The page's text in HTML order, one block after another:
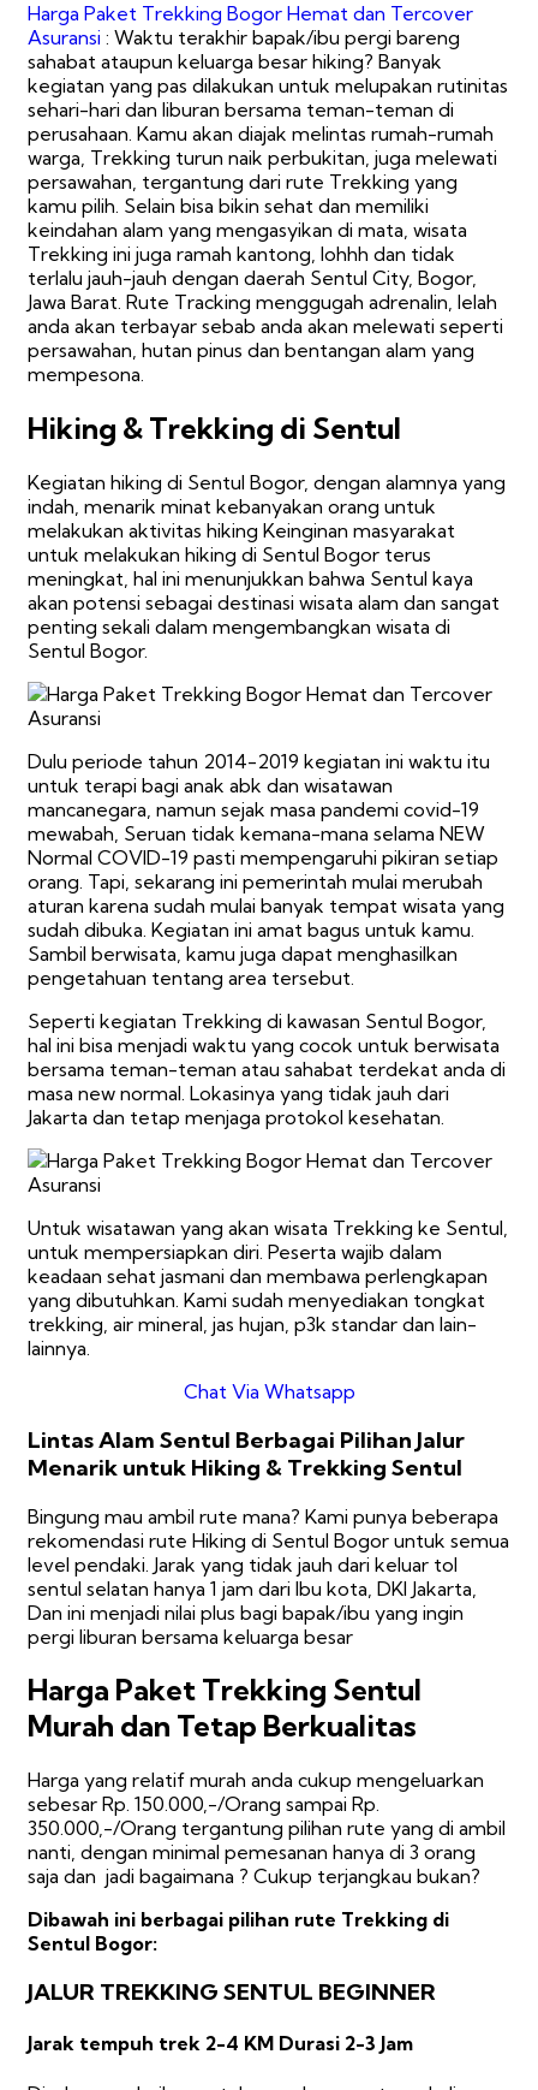
Harga Paket Trekking Bogor Hemat dan Tercover
Asuransi : Waktu terakhir bapak/ibu pergi bareng
sahabat ataupun keluarga besar hiking? Banyak
kegiatan yang pas dilakukan untuk melupakan rutinitas
sehari-hari dan liburan bersama teman-teman di
perusahaan. Kamu akan diajak melintas rumah-rumah
warga, Trekking turun naik perbukitan, juga melewati
persawahan, tergantung dari rute Trekking yang
kamu pilih. Selain bisa bikin sehat dan memiliki
keindahan alam yang mengasyikan di mata, wisata
Trekking ini juga ramah kantong, lohhh dan tidak
terlalu jauh-jauh dengan daerah Sentul City, Bogor,
Jawa Barat. Rute Tracking menggugah adrenalin, lelah
anda akan terbayar sebab anda akan melewati seperti
persawahan, hutan pinus dan bentangan alam yang
mempesona.
Hiking & Trekking di Sentul
Kegiatan hiking di Sentul Bogor, dengan alamnya yang
indah, menarik minat kebanyakan orang untuk
melakukan aktivitas hiking Keinginan masyarakat
untuk melakukan hiking di Sentul Bogor terus
meningkat, hal ini menunjukkan bahwa Sentul kaya
akan potensi sebagai destinasi wisata alam dan sangat
penting sekali dalam mengembangkan wisata di
Sentul Bogor.
Dulu periode tahun 2014-2019 kegiatan ini waktu itu
untuk terapi bagi anak abk dan wisatawan
mancanegara, namun sejak masa pandemi covid-19
mewabah, Seruan tidak kemana-mana selama NEW
Normal COVID-19 pasti mempengaruhi pikiran setiap
orang. Tapi, sekarang ini pemerintah mulai merubah
aturan karena sudah mulai banyak tempat wisata yang
sudah dibuka. Kegiatan ini amat bagus untuk kamu.
Sambil berwisata, kamu juga dapat menghasilkan
pengetahuan tentang area tersebut.
Seperti kegiatan Trekking di kawasan Sentul Bogor,
hal ini bisa menjadi waktu yang cocok untuk berwisata
bersama teman-teman atau sahabat terdekat anda di
masa new normal. Lokasinya yang tidak jauh dari
Jakarta dan tetap menjaga protokol kesehatan.
Untuk wisatawan yang akan wisata Trekking ke Sentul,
untuk mempersiapkan diri. Peserta wajib dalam
keadaan sehat jasmani dan membawa perlengkapan
yang dibutuhkan. Kami sudah menyediakan tongkat
trekking, air mineral, jas hujan, p3k standar dan lain-
lainnya.
Chat Via Whatsapp
Lintas Alam Sentul Berbagai Pilihan Jalur
Menarik untuk Hiking & Trekking Sentul
Bingung mau ambil rute mana? Kami punya beberapa
rekomendasi rute Hiking di Sentul Bogor untuk semua
level pendaki. Jarak yang tidak jauh dari keluar tol
sentul selatan hanya 1 jam dari Ibu kota, DKI Jakarta,
Dan ini menjadi nilai plus bagi bapak/ibu yang ingin
pergi liburan bersama keluarga besar
Harga Paket Trekking Sentul
Murah dan Tetap Berkualitas
Harga yang relatif murah anda cukup mengeluarkan
sebesar Rp. 150.000,-/Orang sampai Rp.
350.000,-/Orang tergantung pilihan rute yang di ambil
nanti, dengan minimal pemesanan hanya di 3 orang
saja dan jadi bagaimana ? Cukup terjangkau bukan?
Dibawah ini berbagai pilihan rute Trekking di
Sentul Bogor:
JALUR TREKKING SENTUL BEGINNER
Jarak tempuh trek 2-4 KM Durasi 2-3 Jam